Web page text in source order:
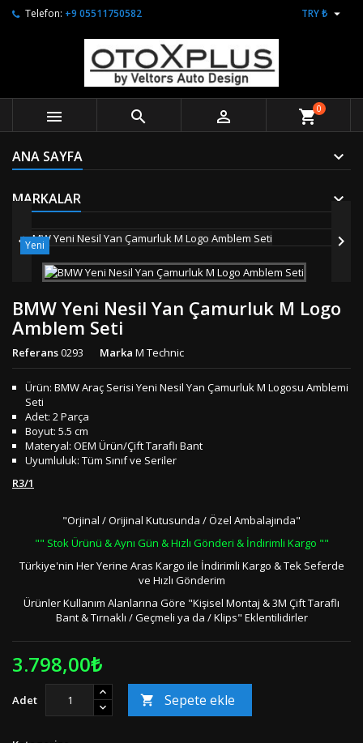
Telefon: +9 05511750582 TRY ₺ 
   shopping_cart0
ANA SAYFA
MARKALAR
Yeni
 
BMW Yeni Nesil Yan Çamurluk M Logo
Amblem Seti
Referans0293 Marka M Technic
Ürün: BMW Araç Serisi Yeni Nesil Yan Çamurluk M Logosu Amblemi
Seti
Adet: 2 Parça
Boyut: 5.5 cm
Materyal: OEM Ürün/Çift Taraflı Bant
Uyumluluk: Tüm Sınıf ve Seriler
R3/1
"Orjinal / Orijinal Kutusunda / Özel Ambalajında"
"" Stok Ürünü & Aynı Gün & Hızlı Gönderi & İndirimli Kargo ""
Türkiye'nin Her Yerine Aras Kargo ile İndirimli Kargo & Tek Seferde
ve Hızlı Gönderim
Ürünler Kullanım Alanlarına Göre "Kişisel Montaj & 3M Çift Taraflı
Bant & Tırnaklı / Geçmeli ya da / Klips" Eklentilidirler
3.798,00₺
Adet  Sepete ekle